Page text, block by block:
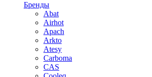
Бренды
Abat
Airhot
Apach
Arkto
Atesy
Carboma
CAS